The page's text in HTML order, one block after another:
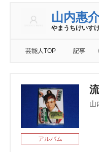
山内惠
まうちけいす
芸能人TOP 記事
アルバム
山